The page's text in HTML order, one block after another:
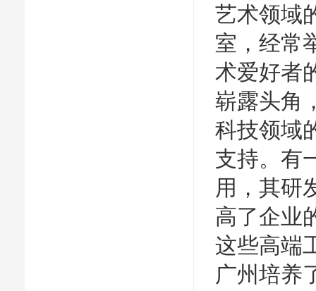
艺术领域
室，经常
术爱好者
崭露头角
科技领域
支持。有
用，其研
高了企业
这些高端
广州培养